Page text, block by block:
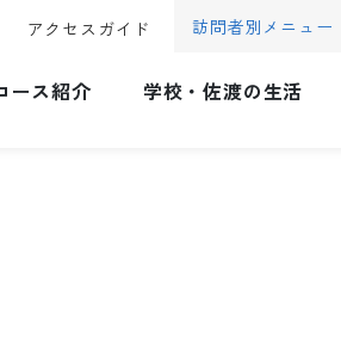
アクセスガイド 訪問者別メニュー
ース紹介 学校・佐渡の生活